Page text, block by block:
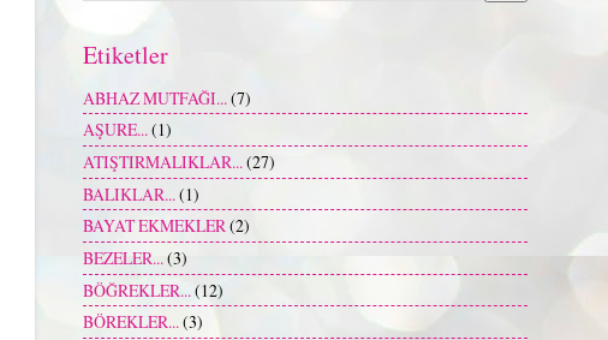
Etiketler
ABHAZ MUTFAĞI... (7)
AŞURE...(1)
ATIŞTIRMALIKLAR...(27)
BALIKLAR... (1)
BAYAT EKMEKLER(2)
BEZELER...(3)
BÖĞREKLER...(12)
BÖREKLER...(3)